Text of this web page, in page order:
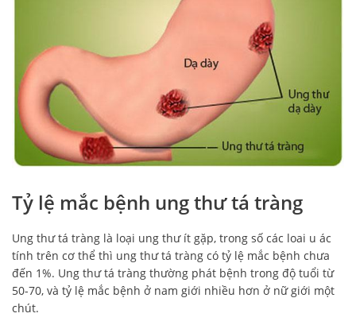
Tỷ lệ mắc bệnh ung thư tá tràng
Ung thư tá tràng là loại ung thư ít gặp, trong số các loai u ác
tính trên cơ thể thì ung thư tá tràng có tỷ lệ mắc bệnh chưa
đến 1%. Ung thư tá tràng thường phát bệnh trong độ tuổi từ
50-70, và tỷ lệ mắc bệnh ở nam giới nhiều hơn ở nữ giới một
chút.